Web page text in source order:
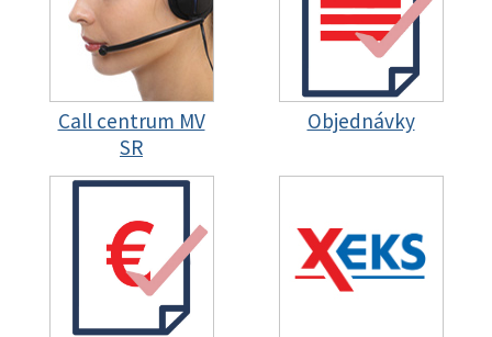
Call centrum MV
SR
Objednávky